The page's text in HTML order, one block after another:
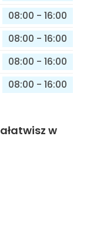
08:00 - 16:00
08:00 - 16:00
08:00 - 16:00
08:00 - 16:00
w